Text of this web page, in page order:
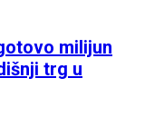
milijun
trg u